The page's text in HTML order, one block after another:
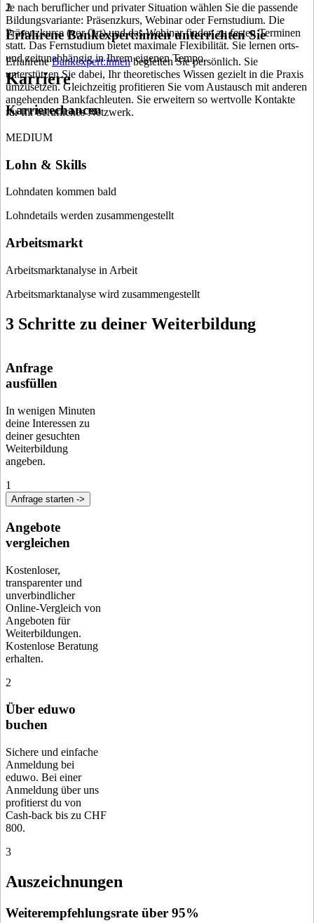
Je nach beruflicher und privater Situation wählen Sie die passende
Bildungsvariante: Präsenzkurs, Webinar oder Fernstudium. Die
Präsenzkurse (vor Ort) und das Webinar finden zu festen Terminen
statt. Das Fernstudium bietet maximale Flexibilität. Sie lernen orts-
und zeitunabhängig in Ihrem eigenen Tempo.
2
Erfahrene Bankexpert:innen unterrichten Sie
ErfahreneBankexpert:innenbegleiten Sie persönlich. Sie
unterstützen Sie dabei, Ihr theoretisches Wissen gezielt in die Praxis
umzusetzen. Gleichzeitig profitieren Sie vom Austausch mit anderen
angehenden Bankfachleuten. Sie erweitern so wertvolle Kontakte
für Ihr berufliches Netzwerk.
Karriere
Karrierechancen
MEDIUM
Lohn & Skills
Lohndaten kommen bald
Lohndetails werden zusammengestellt
Arbeitsmarkt
Arbeitsmarktanalyse in Arbeit
Arbeitsmarktanalyse wird zusammengestellt
3 Schritte zu deiner Weiterbildung
Anfrage
ausfüllen
In wenigen Minuten
deine Interessen zu
deiner gesuchten
Weiterbildung
angeben.
1
Anfrage starten ->
Angebote
vergleichen
Kostenloser,
transparenter und
unverbindlicher
Online-Vergleich von
Angeboten für
Weiterbildungen.
Kostenlose Beratung
erhalten.
2
Über eduwo
buchen
Sichere und einfache
Anmeldung bei
eduwo. Bei einer
Anmeldung über uns
profitierst du von
Cash-back bis zu CHF
800.
3
Auszeichnungen
Weiterempfehlungsrate über 95%